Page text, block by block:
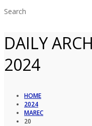
Search
DAILY
2024
HOME
2024
MAREC
20